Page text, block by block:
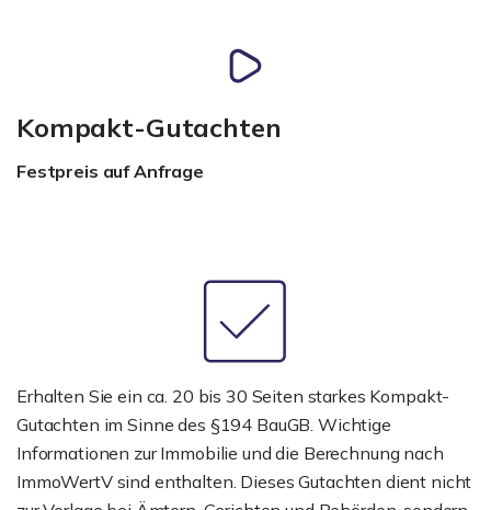
Kompakt-Gutachten
Festpreis auf Anfrage
Erhalten Sie ein ca. 20 bis 30 Seiten starkes Kompakt-
Gutachten im Sinne des §194 BauGB. Wichtige
Informationen zur Immobilie und die Berechnung nach
ImmoWertV sind enthalten. Dieses Gutachten dient nicht